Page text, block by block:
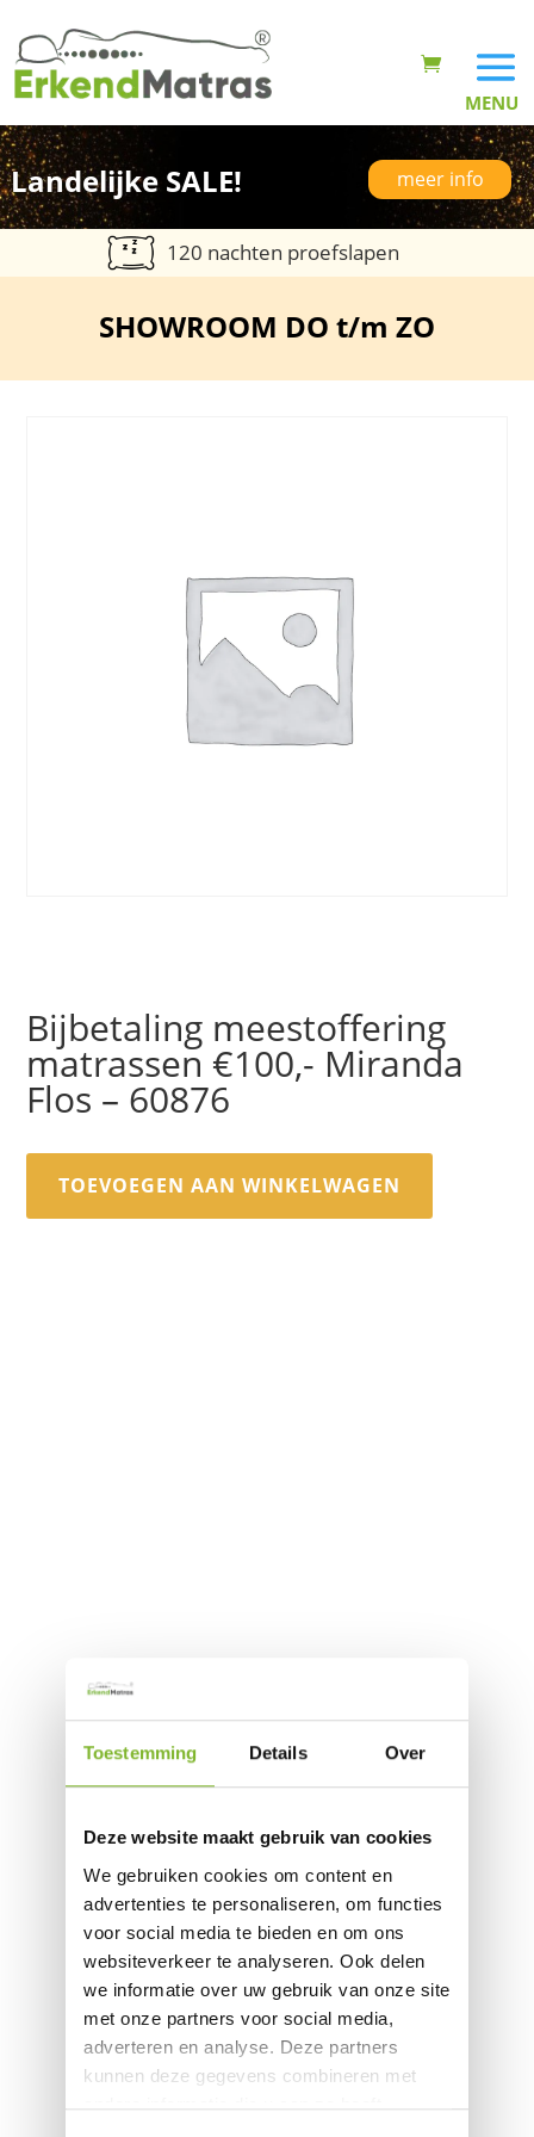
Toestemming Details Over
Deze website maakt gebruik van cookies
We gebruiken cookies om content en
advertenties te personaliseren, om functies
voor social media te bieden en om ons
websiteverkeer te analyseren. Ook delen
we informatie over uw gebruik van onze site
met onze partners voor social media,
adverteren en analyse. Deze partners
kunnen deze gegevens combineren met
Landelijke SALE! meer info
120 nachten proefslapen
SHOWROOM DO t/m ZO
Bijbetaling meestoffering
matrassen €100,- Miranda
Flos – 60876
TOEVOEGEN AAN WINKELWAGEN